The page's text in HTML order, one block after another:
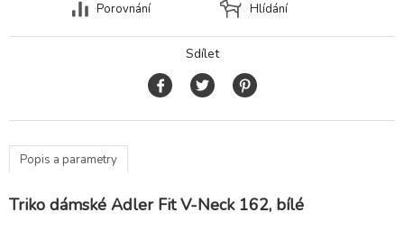
Porovnání
Hlídání
Sdílet
Popis a parametry
Triko dámské Adler Fit V-Neck 162, bílé